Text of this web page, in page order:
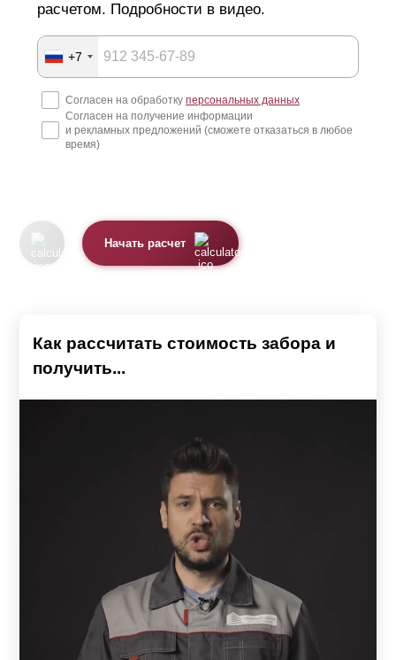
расчетом. Подробности в видео.
+7
Согласен на обработку персональных данных
Согласен на получение информации
и рекламных предложений (сможете отказаться в любое
время)
Начать расчет
Как рассчитать стоимость забора и
получить...